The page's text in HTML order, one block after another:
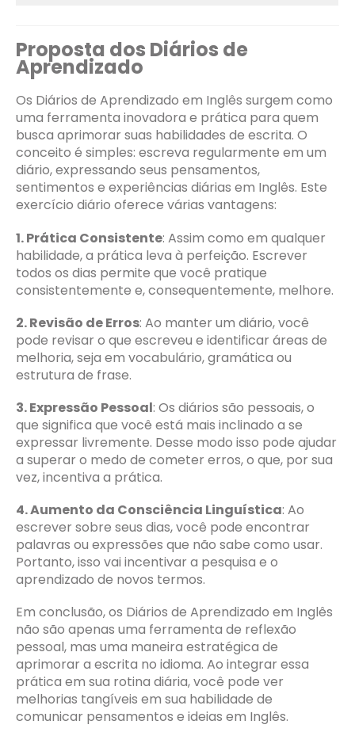
Proposta dos Diários de
Aprendizado
Os Diários de Aprendizado em Inglês surgem como
uma ferramenta inovadora e prática para quem
busca aprimorar suas habilidades de escrita. O
conceito é simples: escreva regularmente em um
diário, expressando seus pensamentos,
sentimentos e experiências diárias em Inglês. Este
exercício diário oferece várias vantagens:
1. Prática Consistente: Assim como em qualquer
habilidade, a prática leva à perfeição. Escrever
todos os dias permite que você pratique
consistentemente e, consequentemente, melhore.
2. Revisão de Erros: Ao manter um diário, você
pode revisar o que escreveu e identificar áreas de
melhoria, seja em vocabulário, gramática ou
estrutura de frase.
3. Expressão Pessoal: Os diários são pessoais, o
que significa que você está mais inclinado a se
expressar livremente. Desse modo isso pode ajudar
a superar o medo de cometer erros, o que, por sua
vez, incentiva a prática.
4. Aumento da Consciência Linguística: Ao
escrever sobre seus dias, você pode encontrar
palavras ou expressões que não sabe como usar.
Portanto, isso vai incentivar a pesquisa e o
aprendizado de novos termos.
Em conclusão, os Diários de Aprendizado em Inglês
não são apenas uma ferramenta de reflexão
pessoal, mas uma maneira estratégica de
aprimorar a escrita no idioma. Ao integrar essa
prática em sua rotina diária, você pode ver
melhorias tangíveis em sua habilidade de
comunicar pensamentos e ideias em Inglês.